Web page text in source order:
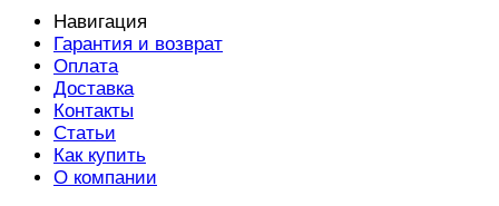
Навигация
Гарантия и возврат
Оплата
Доставка
Контакты
Статьи
Как купить
О компании